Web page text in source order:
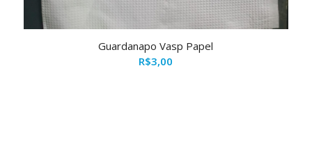
Guardanapo Vasp Papel
R$3,00